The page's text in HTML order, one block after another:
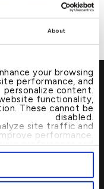
About
your browsing
performance, and
personalize content.
functionality,
These cannot be
disabled.
site traffic and
performance.
preferences and
user experience.
explicit consent to
clicking[Customize].
وتأكيدها و/أو خصمها
تفضل
تحديد موقع
أو أجهزة
من خلال محدد